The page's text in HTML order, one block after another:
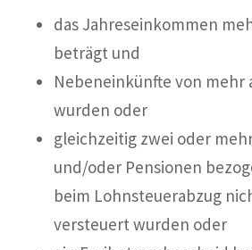
das Jahreseinkommen
beträgt und
Nebeneinkünfte von mehr
wurden oder
gleichzeitig zwei oder
und/oder Pensionen
beim Lohnsteuerabzug
versteuert wurden oder